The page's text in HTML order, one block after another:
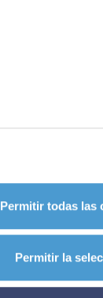
Permitir todas las
Permitir la